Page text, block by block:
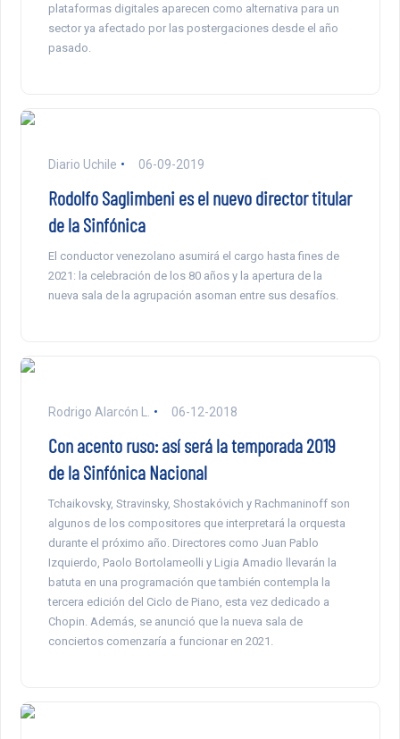
plataformas digitales aparecen como alternativa para un
sector ya afectado por las postergaciones desde el año
pasado.
Diario Uchile 06-09-2019
Rodolfo Saglimbeni es el nuevo director titular
de la Sinfónica
El conductor venezolano asumirá el cargo hasta fines de
2021: la celebración de los 80 años y la apertura de la
nueva sala de la agrupación asoman entre sus desafíos.
Rodrigo Alarcón L. 06-12-2018
Con acento ruso: así será la temporada 2019
de la Sinfónica Nacional
Tchaikovsky, Stravinsky, Shostakóvich y Rachmaninoff son
algunos de los compositores que interpretará la orquesta
durante el próximo año. Directores como Juan Pablo
Izquierdo, Paolo Bortolameolli y Ligia Amadio llevarán la
batuta en una programación que también contempla la
tercera edición del Ciclo de Piano, esta vez dedicado a
Chopin. Además, se anunció que la nueva sala de
conciertos comenzaría a funcionar en 2021.